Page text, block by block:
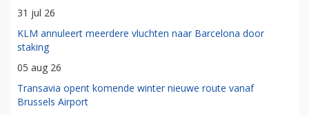
31 jul 26
KLM annuleert meerdere vluchten naar Barcelona door
staking
05 aug 26
Transavia opent komende winter nieuwe route vanaf
Brussels Airport